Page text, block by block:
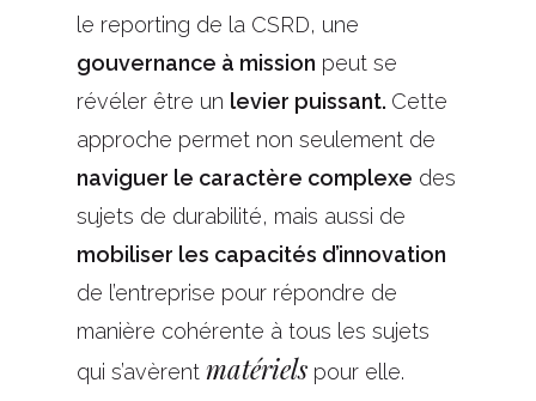
le reporting de la CSRD, une
gouvernance à mission peut se
révéler être un levier puissant. Cette
approche permet non seulement de
naviguer le caractère complexe des
sujets de durabilité, mais aussi de
mobiliser les capacités d’innovation
de l’entreprise pour répondre de
manière cohérente à tous les sujets
qui s’avèrent matériels pour elle.